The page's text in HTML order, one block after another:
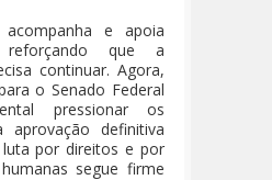
acompanha e apoia
que a
continuar. Agora,
o Senado Federal
pressionar os
aprovação definitiva
por direitos e por
segue firme